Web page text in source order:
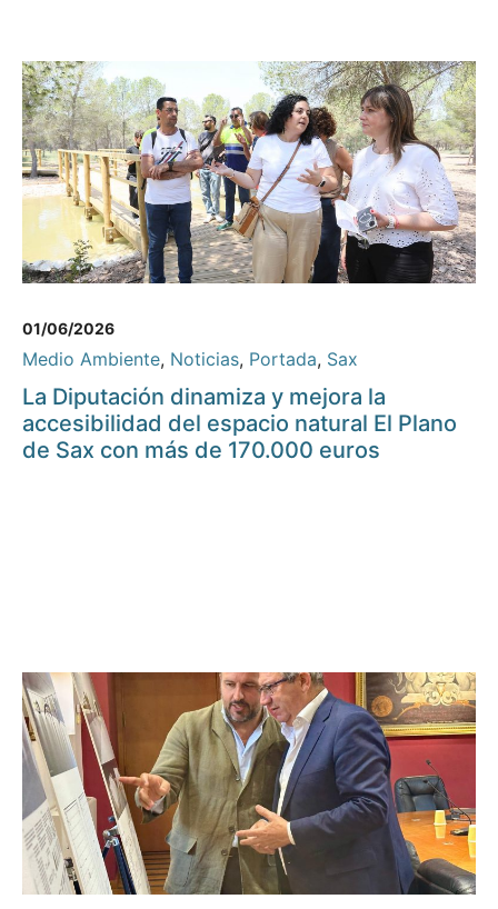
01/06/2026
Medio Ambiente, Noticias, Portada, Sax
La Diputación dinamiza y mejora la
accesibilidad del espacio natural El Plano
de Sax con más de 170.000 euros